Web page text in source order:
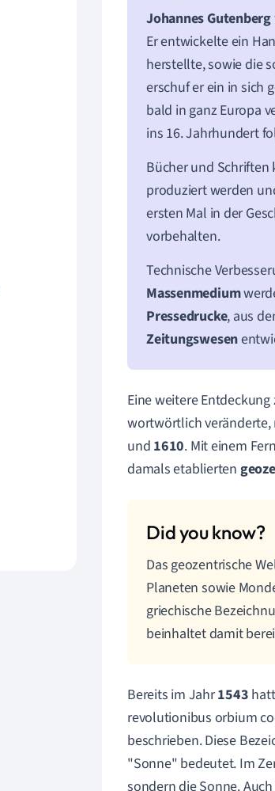
Johannes Gutenberg
Er entwickelte ein
herstellte, sowie die
erschuf er ein in sich
bald in ganz Europa
ins 16. Jahrhundert
Bücher und
produziert werden
ersten Mal in der
vorbehalten.
Technische
Massenmedium
Pressedrucke, aus
Zeitungswesen
Eine weitere
wortwörtlich veränderte,
und 1610. Mit einem
damals etablierten
Das geozentrische
Planeten sowie
griechische
beinhaltet damit
Bereits im Jahr1543
revolutionibus orbium
beschrieben. Diese
"Sonne" bedeutet. Im
sondern die Sonne.